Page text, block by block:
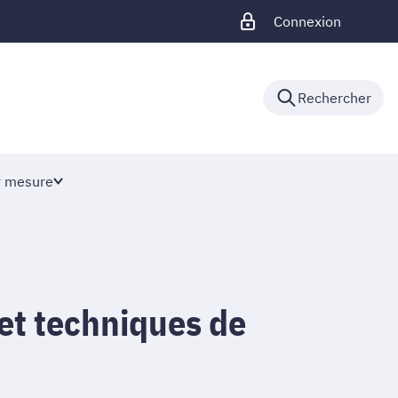
Connexion
Rechercher
mesure
techniques de